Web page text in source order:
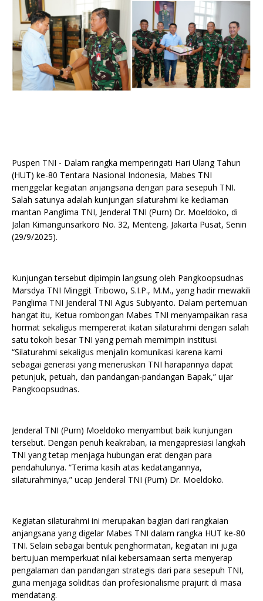
Puspen TNI - Dalam rangka memperingati Hari Ulang Tahun
(HUT) ke-80 Tentara Nasional Indonesia, Mabes TNI
menggelar kegiatan anjangsana dengan para sesepuh TNI.
Salah satunya adalah kunjungan silaturahmi ke kediaman
mantan Panglima TNI, Jenderal TNI (Purn) Dr. Moeldoko, di
Jalan Kimangunsarkoro No. 32, Menteng, Jakarta Pusat, Senin
(29/9/2025).
Kunjungan tersebut dipimpin langsung oleh Pangkoopsudnas
Marsdya TNI Minggit Tribowo, S.I.P., M.M., yang hadir mewakili
Panglima TNI Jenderal TNI Agus Subiyanto. Dalam pertemuan
hangat itu, Ketua rombongan Mabes TNI menyampaikan rasa
hormat sekaligus mempererat ikatan silaturahmi dengan salah
satu tokoh besar TNI yang pernah memimpin institusi.
“Silaturahmi sekaligus menjalin komunikasi karena kami
sebagai generasi yang meneruskan TNI harapannya dapat
petunjuk, petuah, dan pandangan-pandangan Bapak,” ujar
Pangkoopsudnas.
Jenderal TNI (Purn) Moeldoko menyambut baik kunjungan
tersebut. Dengan penuh keakraban, ia mengapresiasi langkah
TNI yang tetap menjaga hubungan erat dengan para
pendahulunya. “Terima kasih atas kedatangannya,
silaturahminya,” ucap Jenderal TNI (Purn) Dr. Moeldoko.
Kegiatan silaturahmi ini merupakan bagian dari rangkaian
anjangsana yang digelar Mabes TNI dalam rangka HUT ke-80
TNI. Selain sebagai bentuk penghormatan, kegiatan ini juga
bertujuan memperkuat nilai kebersamaan serta menyerap
pengalaman dan pandangan strategis dari para sesepuh TNI,
guna menjaga soliditas dan profesionalisme prajurit di masa
mendatang.